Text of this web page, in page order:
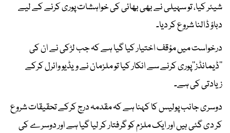
شیئر کیا، تو سہیلی نے بھی بھائی کی خواہشات پوری کرنے کے لیے
دباؤ ڈالنا شروع کر دیا۔
درخواست میں مؤقف اختیار کیا گیا ہے کہ جب لڑکی نے ان کی
’’ڈیمانڈز‘‘پوری کرنے سے انکار کیا تو ملزمان نے ویڈیو وائرل کرکے
زیادتی کی ہے۔
دوسری جانب پولیس کا کہنا ہے کہ مقدمہ درج کرکے تحقیقات شروع
کر دی گئی ہیں اور ایک ملزم کو گرفتار کر لیا گیا ہے اور دوسرے کی